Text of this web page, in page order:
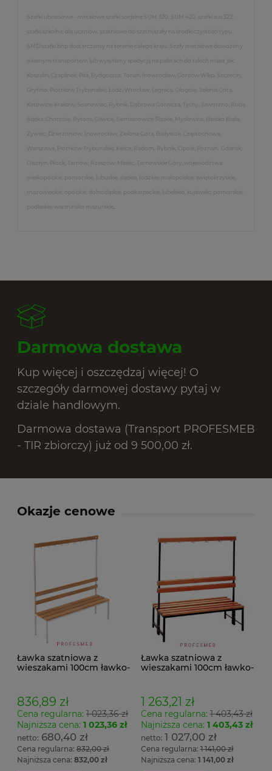
Szafki ubraniowe - metalowe szafki socjalne SUM 320, SUM 420, szafki sus 322,
szafki szkolne, dla uczniów, szatniowe do szatni,szafy na środki czystości typu
SMD szafki bhp dostarczamy na terenie całego kraju. Szafy metalowe dowozimy
własnym transportem lub wysyłamy spedycją na paletach do takich miast jak:
Koszalin, Czaplinek, Piła, Bydgoszcz, Toruń, Inowrocław, Gorzów Wlkp, Szczecin,
Gryfino, Piotrków Trybunalski, Łódź, Wrocław, Legnica, Głogów, Jelenia Góra,
Katowice, Kraków, Sosnowiec, Rybnik, Dąbrowa Górnicza, Tychy, Jaworzno, Ruda
Śląska, Chorzów, Bytom, Gliwice, Siemianowice Śląskie, Mysłowice, Bielsko Biała,
Żywiec, Dzierżoniów, Inowrocław, Zielona Góra, Białystok, Częstochowa,
Warszawa, Piotrków Trybunalski, Kielce, Radom, Rybnik, Opole, Poznań, Gdańsk,
Olsztyn, Płock, Tarnów, Rzeszów, Mielec, Tarnowskie Góry, województwa:
wielkopolskie, pomorskie, lubuskie, śląskie, łódzkie, małopolskie, świętokrzyskie,
mazowieckie, opolskie, dolnośląskie, podkarpackie, lubelskie, kujawsko pomorskie,
podlaskie, warmińsko mazurskie
Darmowa dostawa
Kup więcej i oszczędzaj więcej! O
szczegóły darmowej dostawy pytaj w
dziale handlowym.
Darmowa dostawa (Transport PROFESMEB
- TIR zbiorczy) już od 9 500,00 zł.
Okazje cenowe
Ławka szatniowa z
wieszakami 100cm ławko-
836,89 zł
Cena regularna: 1 023,36 zł
Najniższa cena: 1 023,36 zł
680,40 zł
Cena regularna: 832,00 zł
Najniższa cena: 832,00 zł
Ławka szatniowa z
wieszakami 100cm ławko-
1 263,21 zł
Cena regularna:1 403,43 zł
Najniższa cena: 1 403,43 zł
1 027,00 zł
Cena regularna:1 141,00 zł
Najniższa cena: 1 141,00 zł